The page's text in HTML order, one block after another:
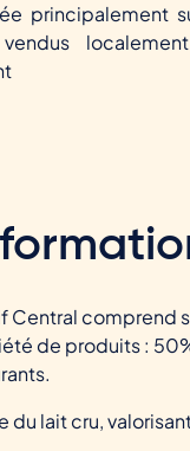
principalement
Central comprend
de produits :
du lait cru,